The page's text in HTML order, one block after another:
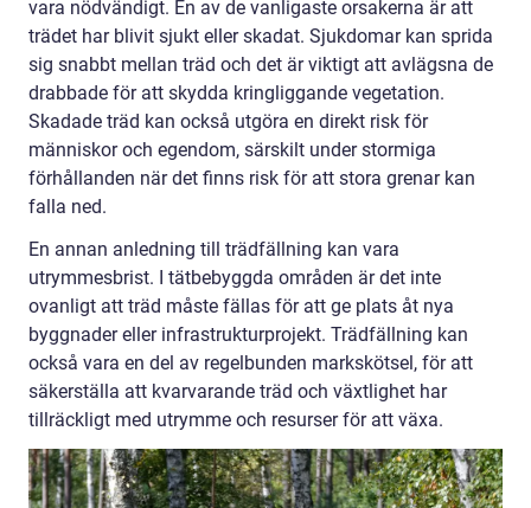
vara nödvändigt. En av de vanligaste orsakerna är att
trädet har blivit sjukt eller skadat. Sjukdomar kan sprida
sig snabbt mellan träd och det är viktigt att avlägsna de
drabbade för att skydda kringliggande vegetation.
Skadade träd kan också utgöra en direkt risk för
människor och egendom, särskilt under stormiga
förhållanden när det finns risk för att stora grenar kan
falla ned.
En annan anledning till trädfällning kan vara
utrymmesbrist. I tätbebyggda områden är det inte
ovanligt att träd måste fällas för att ge plats åt nya
byggnader eller infrastrukturprojekt. Trädfällning kan
också vara en del av regelbunden markskötsel, för att
säkerställa att kvarvarande träd och växtlighet har
tillräckligt med utrymme och resurser för att växa.